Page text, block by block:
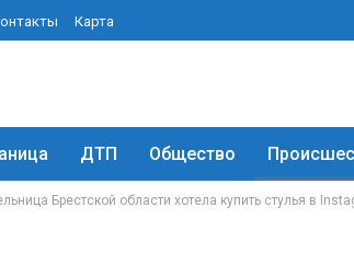
Карта
ДТП Общество
Брестской области хотела купить стулья в